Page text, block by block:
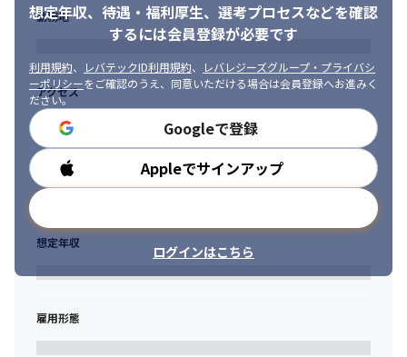
ジェクトをリードしていただきます。
単なる開発に留まらず、顧客のビジネスに寄り添い、技術的な視
プロダクトマネージャーのような役割を期待しています。
将来的には、チームの中核として「グロースエンジニアリングサ
ービス」という新たな価値提供モデルを共に創り上げていくこと
にも挑戦できます。
【業務詳細】
・顧客のビジネス課題・ニーズのヒアリングと分析
・新規サービス/機能の企画・提案、PoC（概念実証）、プロトタ
イプ開発
・技術選定、アーキテクチャ設計
・Webアプリケーション（フロントエンド、バックエンド）、
API、インフラの設計・開発・テスト・リリース
・開発チームのリード、メンバー育成サポート
・顧客、デザイナー、他エンジニアとの円滑なコミュニケーショ
・顧客・チームへの貢献意識が高い方
自分の業務だけでなく、顧客の成功やチーム全体の成果を考えて
行動できる方。
・自走力のある方
指示待ちではなく、自ら課題を見つけ、解決に向けて主体的に動
ける方。
必要に応じて周りに頼りながらも、基本的には自分で調べて検証
できる方。
想定年収、待遇・福利厚生、 選考プロセスなどを確認
するには会員登録が必要です
利用規約、 レバテックID利用規約、
レバレジーズグループ・プライバシ
ーポリシーをご確認のうえ、同意いただける場合は会員登録へお進みく
ださい。
Googleで登録
Appleでサインアップ
ログインはこちら
勤務地
アクセス
勤務時間
想定年収
雇用形態